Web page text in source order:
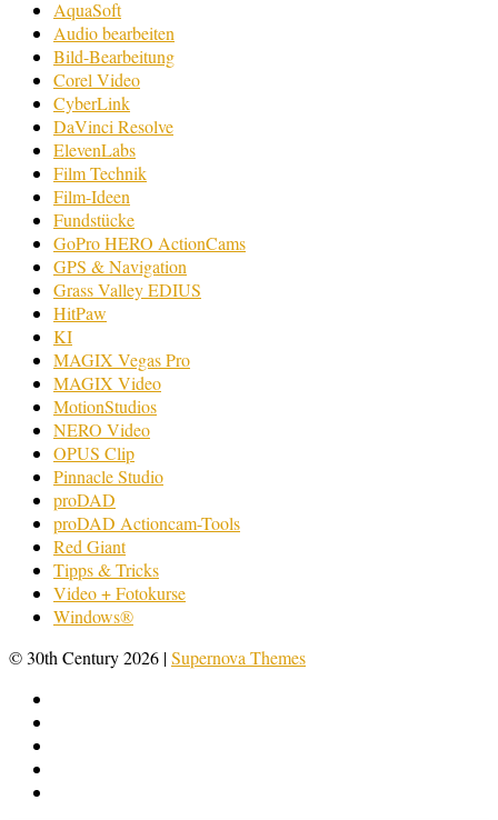
AquaSoft
Audio bearbeiten
Bild-Bearbeitung
Corel Video
CyberLink
DaVinci Resolve
ElevenLabs
Film Technik
Film-Ideen
Fundstücke
GoPro HERO ActionCams
GPS & Navigation
Grass Valley EDIUS
HitPaw
KI
MAGIX Vegas Pro
MAGIX Video
MotionStudios
NERO Video
OPUS Clip
Pinnacle Studio
proDAD
proDAD Actioncam-Tools
Red Giant
Tipps & Tricks
Video + Fotokurse
Windows®
© 30th Century 2026 |Supernova Themes